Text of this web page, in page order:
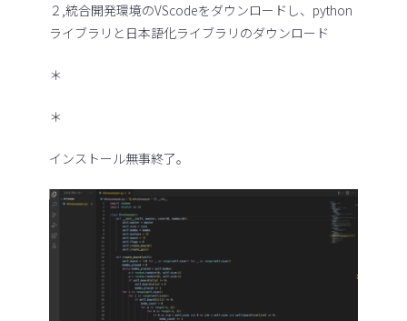
２,統合開発環境のVScodeをダウンロードし、python
ライブラリと日本語化ライブラリのダウンロード
＊
＊
インストール無事終了。